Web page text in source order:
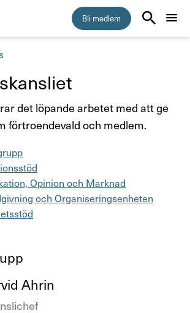
Bli medlem
Råd & stöd
Kontakta oss
Så hanterar vi dina personuppgifter
det löpande arbetet med att ge
förtroendevald och medlem.
Opinion och Marknad
och Organiseringsenheten
Ahrin